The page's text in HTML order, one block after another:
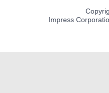
Impress